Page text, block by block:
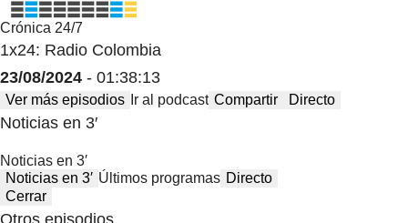
Crónica 24/7
1x24: Radio Colombia
23/08/2024 - 01:38:13
Ver más episodios Ir al podcast Compartir Directo
Noticias en 3′
Noticias en 3′
Noticias en 3′ Últimos programas Directo
Cerrar